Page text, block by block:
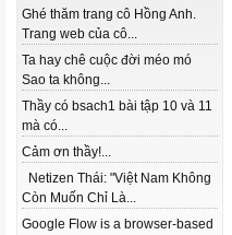
Ghé thăm trang cô Hồng Anh.
Trang web của cô...
Ta hay chê cuộc đời méo mó
Sao ta không...
Thầy có bsach1 bài tập 10 và 11
mà có...
Cảm ơn thầy!...
Netizen Thái: "Việt Nam Không
Còn Muốn Chỉ Là...
Google Flow is a browser-based